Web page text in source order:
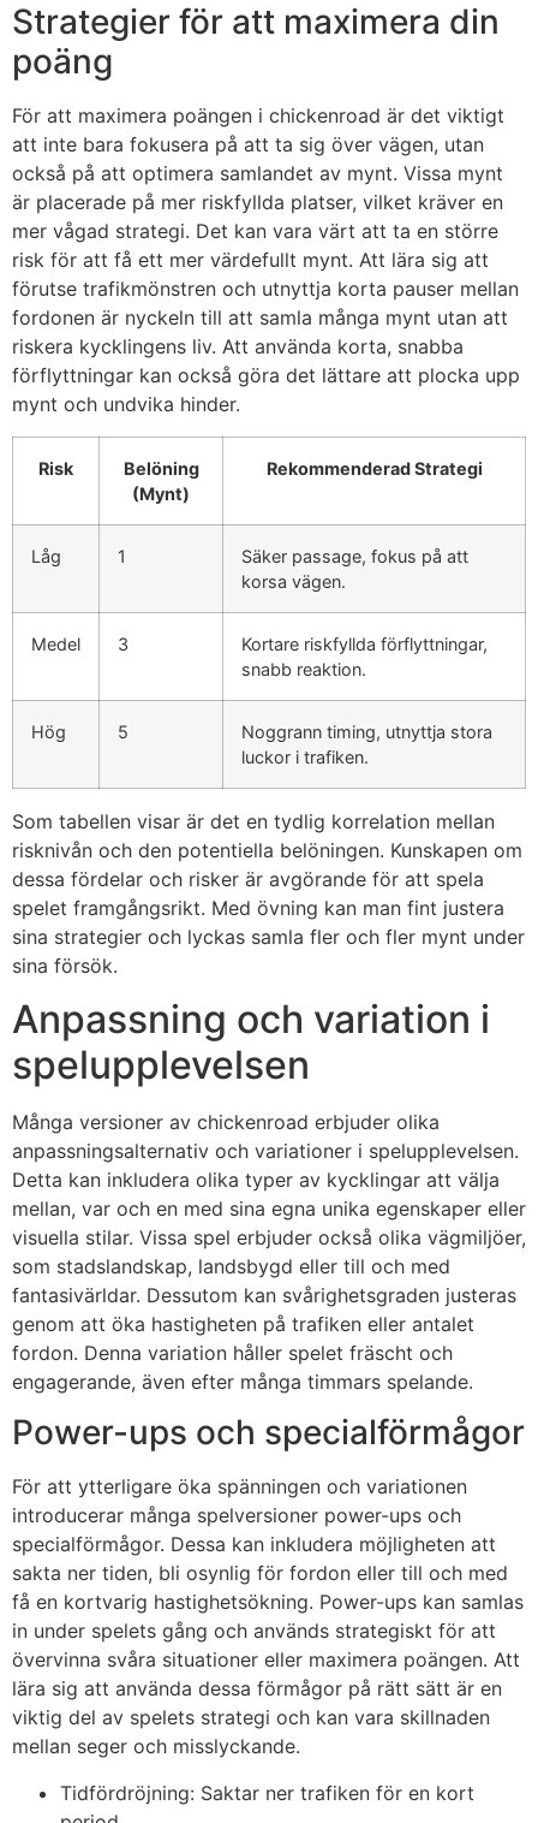
Strategier för att maximera din
poäng
För att maximera poängen i chickenroad är det viktigt
att inte bara fokusera på att ta sig över vägen, utan
också på att optimera samlandet av mynt. Vissa mynt
är placerade på mer riskfyllda platser, vilket kräver en
mer vågad strategi. Det kan vara värt att ta en större
risk för att få ett mer värdefullt mynt. Att lära sig att
förutse trafikmönstren och utnyttja korta pauser mellan
fordonen är nyckeln till att samla många mynt utan att
riskera kycklingens liv. Att använda korta, snabba
förflyttningar kan också göra det lättare att plocka upp
mynt och undvika hinder.
Risk
Belöning
(Mynt)
Rekommenderad Strategi
Låg 1
Säker passage, fokus på att
korsa vägen.
Medel 3
Kortare riskfyllda förflyttningar,
snabb reaktion.
Hög 5
Noggrann timing, utnyttja stora
luckor i trafiken.
Som tabellen visar är det en tydlig korrelation mellan
risknivån och den potentiella belöningen. Kunskapen om
dessa fördelar och risker är avgörande för att spela
spelet framgångsrikt. Med övning kan man fint justera
sina strategier och lyckas samla fler och fler mynt under
sina försök.
Anpassning och variation i
spelupplevelsen
Många versioner av chickenroad erbjuder olika
anpassningsalternativ och variationer i spelupplevelsen.
Detta kan inkludera olika typer av kycklingar att välja
mellan, var och en med sina egna unika egenskaper eller
visuella stilar. Vissa spel erbjuder också olika vägmiljöer,
som stadslandskap, landsbygd eller till och med
fantasivärldar. Dessutom kan svårighetsgraden justeras
genom att öka hastigheten på trafiken eller antalet
fordon. Denna variation håller spelet fräscht och
engagerande, även efter många timmars spelande.
Power-ups och specialförmågor
För att ytterligare öka spänningen och variationen
introducerar många spelversioner power-ups och
specialförmågor. Dessa kan inkludera möjligheten att
sakta ner tiden, bli osynlig för fordon eller till och med
få en kortvarig hastighetsökning. Power-ups kan samlas
in under spelets gång och används strategiskt för att
övervinna svåra situationer eller maximera poängen. Att
lära sig att använda dessa förmågor på rätt sätt är en
viktig del av spelets strategi och kan vara skillnaden
mellan seger och misslyckande.
Tidfördröjning: Saktar ner trafiken för en kort